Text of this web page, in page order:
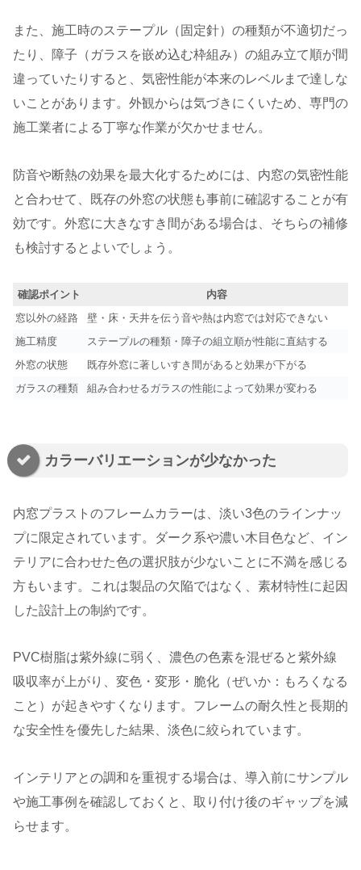
また、施工時のステープル（固定針）の種類が不適切だっ
たり、障子（ガラスを嵌め込む枠組み）の組み立て順が間
違っていたりすると、気密性能が本来のレベルまで達しな
いことがあります。外観からは気づきにくいため、専門の
施工業者による丁寧な作業が欠かせません。
防音や断熱の効果を最大化するためには、内窓の気密性能
と合わせて、既存の外窓の状態も事前に確認することが有
効です。外窓に大きなすき間がある場合は、そちらの補修
も検討するとよいでしょう。
確認ポイント
内容
窓以外の経路
壁・床・天井を伝う音や熱は内窓では対応できない
施工精度
ステープルの種類・障子の組立順が性能に直結する
外窓の状態
既存外窓に著しいすき間があると効果が下がる
ガラスの種類
組み合わせるガラスの性能によって効果が変わる
カラーバリエーションが少なかった
内窓プラストのフレームカラーは、淡い3色のラインナッ
プに限定されています。ダーク系や濃い木目色など、イン
テリアに合わせた色の選択肢が少ないことに不満を感じる
方もいます。これは製品の欠陥ではなく、素材特性に起因
した設計上の制約です。
PVC樹脂は紫外線に弱く、濃色の色素を混ぜると紫外線
吸収率が上がり、変色・変形・脆化（ぜいか：もろくなる
こと）が起きやすくなります。フレームの耐久性と長期的
な安全性を優先した結果、淡色に絞られています。
インテリアとの調和を重視する場合は、導入前にサンプル
や施工事例を確認しておくと、取り付け後のギャップを減
らせます。